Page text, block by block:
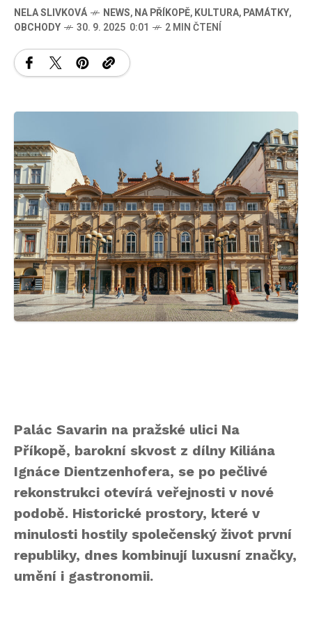
NELA SLIVKOVÁ NEWS,NA PŘÍKOPĚ,KULTURA,PAMÁTKY,
OBCHODY
30. 9. 2025 0:01 2 MIN ČTENÍ
Palác Savarin na pražské ulici Na
Příkopě, barokní skvost z dílny Kiliána
Ignáce Dientzenhofera, se po pečlivé
rekonstrukci otevírá veřejnosti v nové
podobě. Historické prostory, které v
minulosti hostily společenský život první
republiky, dnes kombinují luxusní značky,
umění i gastronomii.